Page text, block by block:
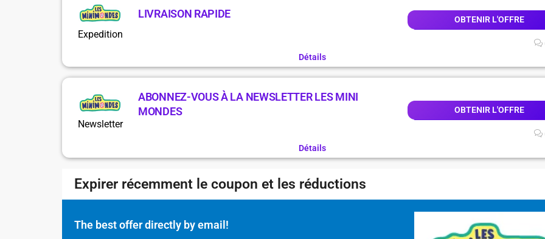
Expedition
LIVRAISON RAPIDE OBTENIR L'OFFRE
Détails
Newsletter
ABONNEZ-VOUS À LA NEWSLETTER LES MINI
MONDES
OBTENIR L'OFFRE
Détails
Expirer récemment le coupon et les réductions
The best offer directly by email!